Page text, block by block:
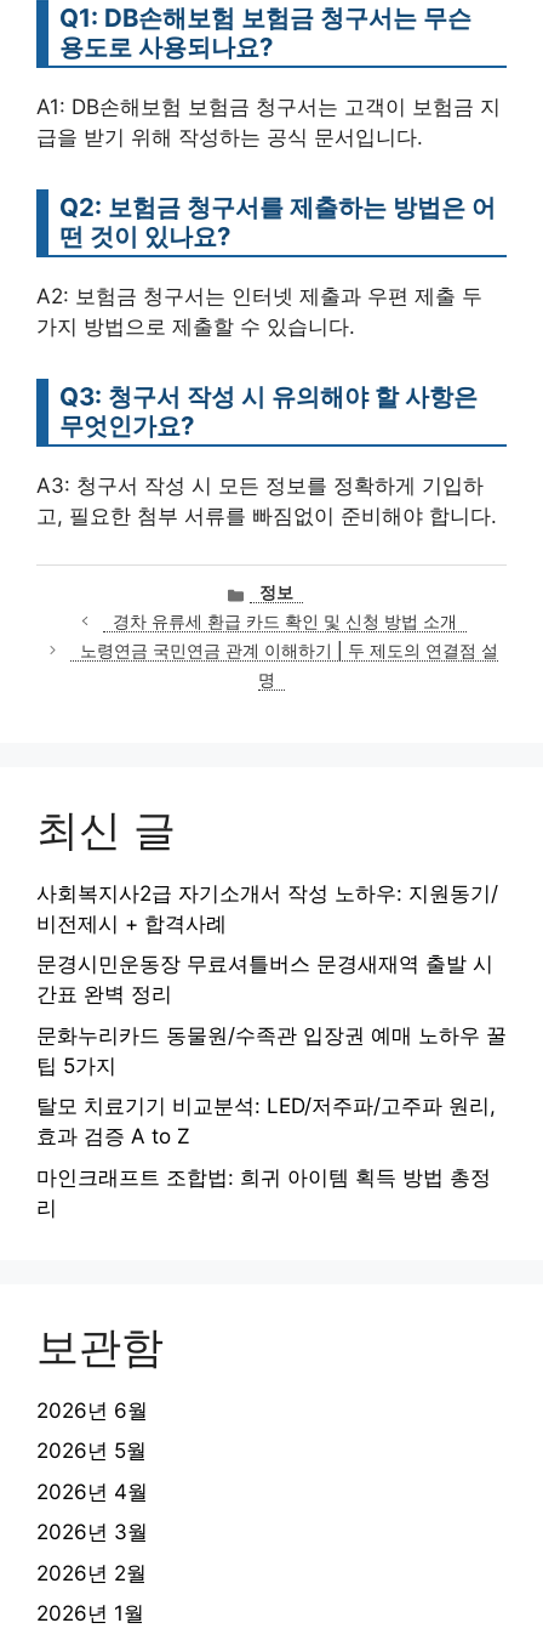
Q1: DB손해보험 보험금 청구서는 무슨
용도로 사용되나요?
A1: DB손해보험 보험금 청구서는 고객이 보험금 지
급을 받기 위해 작성하는 공식 문서입니다.
Q2: 보험금 청구서를 제출하는 방법은 어
떤 것이 있나요?
A2: 보험금 청구서는 인터넷 제출과 우편 제출 두
가지 방법으로 제출할 수 있습니다.
Q3: 청구서 작성 시 유의해야 할 사항은
무엇인가요?
A3: 청구서 작성 시 모든 정보를 정확하게 기입하
고, 필요한 첨부 서류를 빠짐없이 준비해야 합니다.
카
테
고
리
정보
경차 유류세 환급 카드 확인 및 신청 방법 소개
노령연금 국민연금 관계 이해하기 | 두 제도의 연결점 설
명
최신 글
사회복지사2급 자기소개서 작성 노하우: 지원동기/
비전제시 + 합격사례
문경시민운동장 무료셔틀버스 문경새재역 출발 시
간표 완벽 정리
문화누리카드 동물원/수족관 입장권 예매 노하우 꿀
팁 5가지
탈모 치료기기 비교분석: LED/저주파/고주파 원리,
효과 검증 A to Z
마인크래프트 조합법: 희귀 아이템 획득 방법 총정
리
보관함
2026년 6월
2026년 5월
2026년 4월
2026년 3월
2026년 2월
2026년 1월